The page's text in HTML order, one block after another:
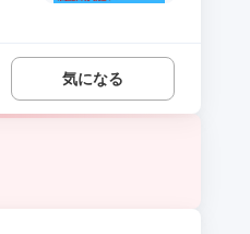
気になる